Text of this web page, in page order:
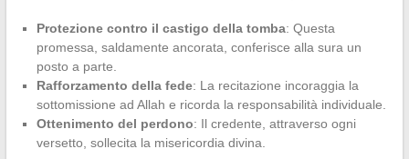
Protezione contro il castigo della tomba: Questa
promessa, saldamente ancorata, conferisce alla sura un
posto a parte.
Rafforzamento della fede: La recitazione incoraggia la
sottomissione ad Allah e ricorda la responsabilità individuale.
Ottenimento del perdono: Il credente, attraverso ogni
versetto, sollecita la misericordia divina.